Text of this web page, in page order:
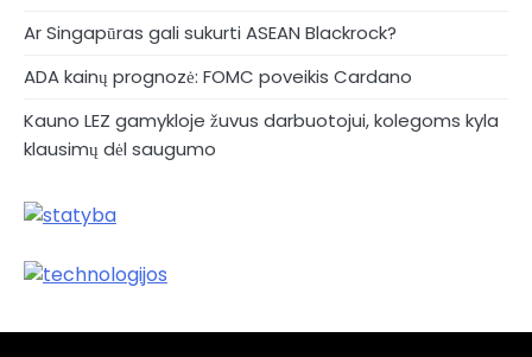
Ar Singapūras gali sukurti ASEAN Blackrock?
ADA kainų prognozė: FOMC poveikis Cardano
Kauno LEZ gamykloje žuvus darbuotojui, kolegoms kyla
klausimų dėl saugumo